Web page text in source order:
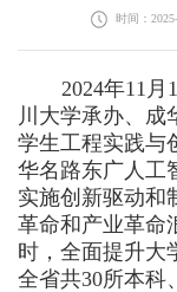
时间：
2024年11
川大学承办、成
学生工程实践与
华名路东广人工
实施创新驱动和
革命和产业革命
时，全面提升大
全省共30所本科